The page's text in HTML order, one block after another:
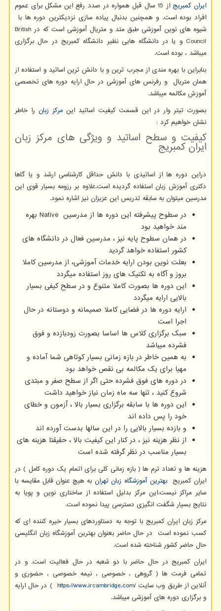
ایران کمبریج
از 15 سال قبل همواره در صدد رفع این مشکل برای عموم
افراد بوده است. و همچنین بدنبال پیاده سازی نزدیکترین دوره ها با
شیوه های نوین آموزشی طبق متد و متریال آموزشی است که در British
Council و یا در دانشگاه هایی نظیر دانشگاه کمبریج در حال برگزاری
میباشد ، بوده است.
بنابراین با بهره مندی از مجرب ترین و با دانش ترین اساتید و استفاده از
همان متریال و رفرنس های آموزشی در حال ارایه دوره های تخصصی
آموزش مکالمه میباشد.
بصورت تیتر وار در این قسمت کیفیت اساتید این مرکز زبانرا خاطر
نشان خواهیم کرد :
کیفیت و سطح اساتید و ویژگی های مرکز زبان
ایران کمبریج
دراین دوره ها از اساتیدی با دانش حداقل کارشناسی ارشد و یا گاها
دکتری آموزش زبان استفاده گردیده است.علاوه بر رزومه بسیار قوی این
مدرسین میتوان به سابقه تدریس این عزیزان نیز اشاره نمود.
در سطوح پیشرفته این دوره ها از مدرسین Native بهره
مند خواهید بود
در همان سطوح پایه نیز ، مدرسین فعال در دانشگاه های
کشور استفاده خواهد گردید
بعلت نوین بودن ارایه خدمات آموزشی، از مدرسین کاملا
بروز و آگاه به تکنیک های روز استفاده میگردد
این دوره ها بصورت کاملا متنوع و در سطح کیفی بسیار
بالایی ارایه میگردد
ارایه دوره ها در فضایی کاملا صمیمانه و دوستانه در حال
اجرا است
سبک برگزاری کلاس ها اساسا بصورت زودبازده و فوق
فشرده میباشد
به همین خاطر در بازه زمانی بسیار کوتاهی شما آماده و
مهیا برای یک مکالمه بی نقص خواهد بود
در دوره های فوق فشرده حتی اگر از سطح صفر و مبتدی
شروع کنید ، تنها سه ماه زمان نیاز خواهید داشت
این دوره ها با سابقه برگزاری بسیار بالا ، آزمون و خطای
خود را پس داده اند
و بازده بسیار بالایی را در این سالها بدست آورده اند
از نظر هزینه نیز ، در کنار این کیفیت بالا ، حقیقتا هزینه های
بسیار مناسب در نظر گرفته شده است
هزینه ها و تعداد ترم ها ( بازه زمانی کلی برای اتمام یک دوره کامل ) در
ایران کمبریجبهترین آموزشگاه زبان تهران به هیچ عنوان قابل مقایسه با
سایر مراکز نیست.این مرکز بدلیل استفاده از ساختاری نوین و پویا به
نتایج بسیار شگفت انگیزی دسترسی پیدا نموده است.
مرکز زبان ایران کمبریج با توجه به دستاوردهای بسیار خیره کننده ای که
کسب نموده است در حال حاضر بعنوان بهترین آموزشگاه زبان انگلیسی
حال حاضر کشور شناخته شده است.
ایران کمبریج در حال حاضر با دو شعبه در حال فعالیت است. و در
تمامی فرمت ها ( گروهی ، خصوصی ، نیمه خصوصی ، حضوری و
آنلاین از طریق وب سایتhttps://www.ircambridge.com/ ) در حال ارایه
و برگزاری دوره های آموزشی میباشد.